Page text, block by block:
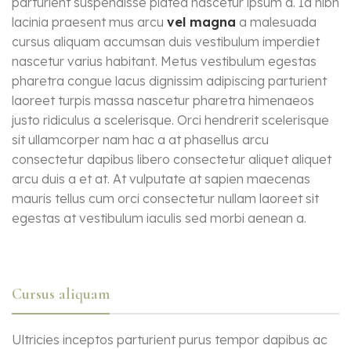
lacinia praesent mus arcu vel magna a malesuada
cursus aliquam accumsan duis vestibulum imperdiet
nascetur varius habitant. Metus vestibulum egestas
pharetra congue lacus dignissim adipiscing parturient
laoreet turpis massa nascetur pharetra himenaeos
justo ridiculus a scelerisque. Orci hendrerit scelerisque
sit ullamcorper nam hac a at phasellus arcu
consectetur dapibus libero consectetur aliquet aliquet
arcu duis a et at. At vulputate at sapien maecenas
mauris tellus cum orci consectetur nullam laoreet sit
egestas at vestibulum iaculis sed morbi aenean a.
Cursus aliquam
Ultricies inceptos parturient purus tempor dapibus ac